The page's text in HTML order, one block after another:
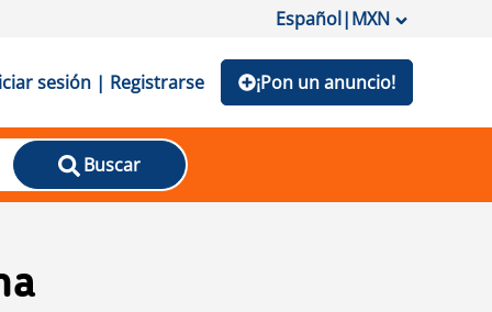
Español|MXN
sesión | Registrarse ¡Pon un anuncio!
Buscar